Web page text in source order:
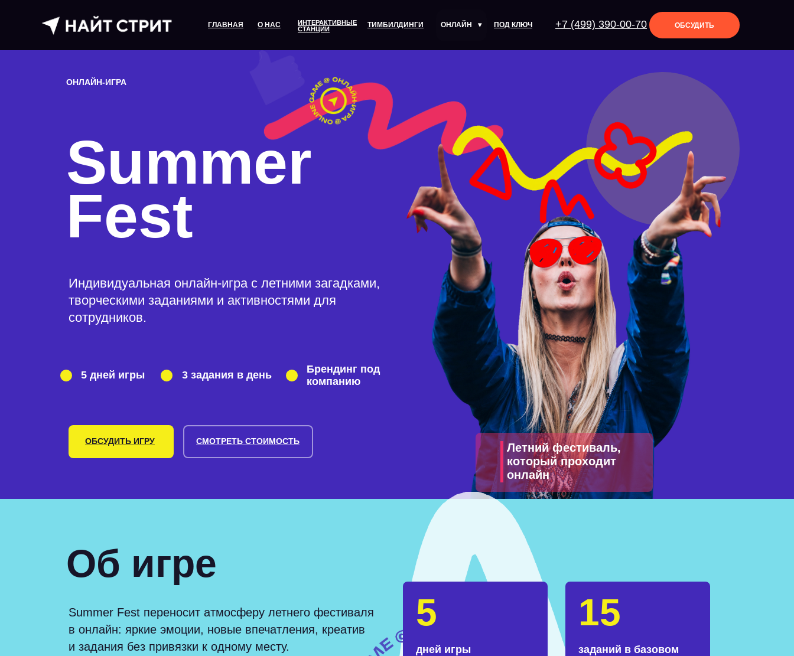
+7 (499) 390-00-70 ОБСУДИТЬ
ПОД КЛЮЧ
▾
ОНЛАЙН
ТИМБИЛДИНГИ
ИНТЕРАКТИВНЫЕ
СТАНЦИИ
О НАС
ГЛАВНАЯ
ОНЛАЙН-ИГРА
Summer
Fest
Индивидуальная онлайн-игра с летними загадками,
творческими заданиями и активностями для
сотрудников.
5 дней игры 3 задания в день
Брендинг под
компанию
Летний фестиваль,
который проходит
онлайн
ОБСУДИТЬ ИГРУ СМОТРЕТЬ СТОИМОСТЬ
Об игре
Summer Fest переносит атмосферу летнего фестиваля
в онлайн: яркие эмоции, новые впечатления, креатив
и задания без привязки к одному месту.
5
дней игры
15
заданий в базовом